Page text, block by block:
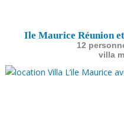
Ile Maurice Réunion
12
villa